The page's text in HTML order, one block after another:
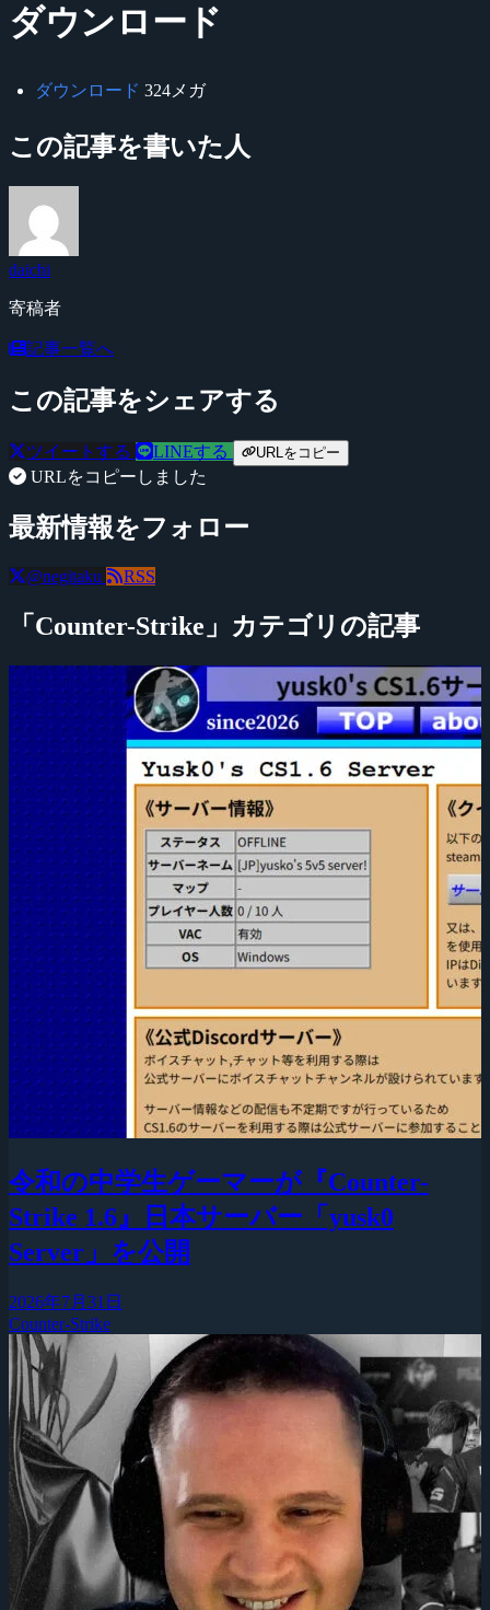
ダウンロード
ダウンロード 324メガ
この記事を書いた人
daichi
寄稿者
記事一覧へ
この記事をシェアする
ツイートする LINEする URLをコピー
URLをコピーしました
最新情報をフォロー
@negitaku RSS
「Counter-Strike」カテゴリの記事
令和の中学生ゲーマーが『Counter-
Strike 1.6』日本サーバー「yusk0
Server」を公開
2026年7月31日
Counter-Strike